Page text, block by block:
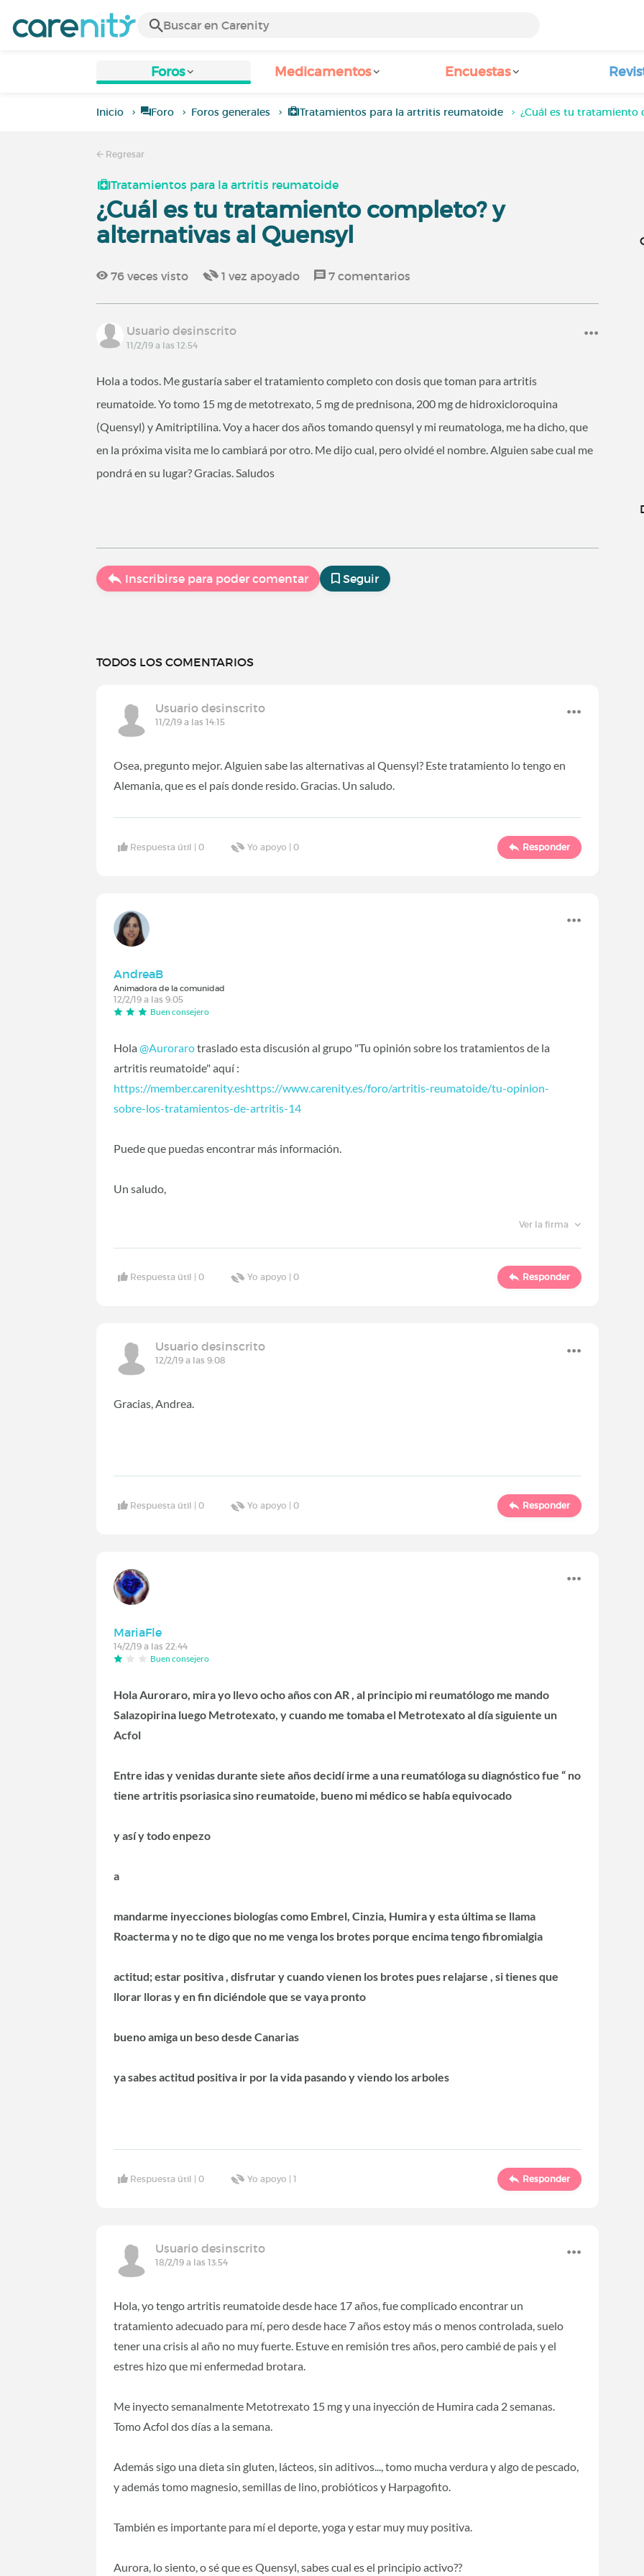
Foros Medicamentos Encuestas
Inicio Foro Foros generales Tratamientos para la artritis reumatoide ¿Cuál es tu tratamiento
Regresar
Tratamientos para la artritis reumatoide
¿Cuál es tu tratamiento completo? y
alternativas al Quensyl
76 veces visto 1 vez apoyado 7 comentarios
Usuario desinscrito
11/2/19 a las 12:54
Hola a todos. Me gustaría saber el tratamiento completo con dosis que toman para artritis
reumatoide. Yo tomo 15 mg de metotrexato, 5 mg de prednisona, 200 mg de hidroxicloroquina
(Quensyl) y Amitriptilina. Voy a hacer dos años tomando quensyl y mi reumatologa, me ha dicho, que
en la próxima visita me lo cambiará por otro. Me dijo cual, pero olvidé el nombre. Alguien sabe cual me
pondrá en su lugar? Gracias. Saludos
Inscribirse para poder comentar Seguir
TODOS LOS COMENTARIOS
Usuario desinscrito
11/2/19 a las 14:15
Osea, pregunto mejor. Alguien sabe las alternativas al Quensyl? Este tratamiento lo tengo en
Alemania, que es el país donde resido. Gracias. Un saludo.
Respuesta útil |0 Yo apoyo |0 Responder
AndreaB
Animadora de la comunidad
12/2/19 a las 9:05
Buen consejero
Hola@Auroraro‍ traslado esta discusión al grupo "Tu opinión sobre los tratamientos de la
artritis reumatoide" aquí :
https://member.carenity.eshttps://www.carenity.es/foro/artritis-reumatoide/tu-opinion-
sobre-los-tratamientos-de-artritis-14
Puede que puedas encontrar más información.
Un saludo,
Ver la firma
Respuesta útil |0 Yo apoyo |0 Responder
Usuario desinscrito
12/2/19 a las 9:08
Gracias, Andrea.
Respuesta útil |0 Yo apoyo |0 Responder
MariaFle
14/2/19 a las 22:44
Buen consejero
Hola Auroraro, mira yo llevo ocho años con AR , al principio mi reumatólogo me mando
Salazopirina luego Metrotexato, y cuando me tomaba el Metrotexato al día siguiente un
Acfol
Entre idas y venidas durante siete años decidí irme a una reumatóloga su diagnóstico fue “ no
tiene artritis psoriasica sino reumatoide, bueno mi médico se había equivocado
y así y todo enpezo
a
mandarme inyecciones biologías como Embrel, Cinzia, Humira y esta última se llama
Roacterma y no te digo que no me venga los brotes porque encima tengo fibromialgia
actitud; estar positiva , disfrutar y cuando vienen los brotes pues relajarse , si tienes que
llorar lloras y en fin diciéndole que se vaya pronto
bueno amiga un beso desde Canarias
ya sabes actitud positiva ir por la vida pasando y viendo los arboles
Respuesta útil |0 Yo apoyo |1 Responder
Usuario desinscrito
18/2/19 a las 13:54
Hola, yo tengo artritis reumatoide desde hace 17 años, fue complicado encontrar un
tratamiento adecuado para mí, pero desde hace 7 años estoy más o menos controlada, suelo
tener una crisis al año no muy fuerte. Estuve en remisión tres años, pero cambié de pais y el
estres hizo que mi enfermedad brotara.
Me inyecto semanalmente Metotrexato 15 mg y una inyección de Humira cada 2 semanas.
Tomo Acfol dos días a la semana.
Además sigo una dieta sin gluten, lácteos, sin aditivos..., tomo mucha verdura y algo de pescado,
y además tomo magnesio, semillas de lino, probióticos y Harpagofito.
También es importante para mí el deporte, yoga y estar muy muy positiva.
Aurora, lo siento, o sé que es Quensyl, sabes cual es el principio activo??